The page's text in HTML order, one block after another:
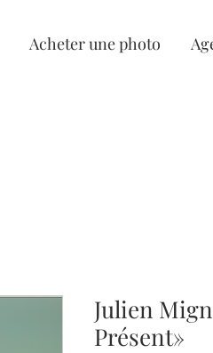
Acheter une photo
Julien
Présent»